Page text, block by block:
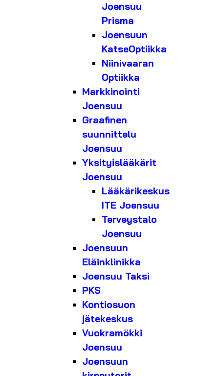
Joensuu
Prisma
Joensuun
KatseOptiikka
Niinivaaran
Optiikka
Markkinointi
Joensuu
Graafinen
suunnittelu
Joensuu
Yksityislääkärit
Joensuu
Lääkärikeskus
ITE Joensuu
Terveystalo
Joensuu
Joensuun
Eläinklinikka
Joensuu Taksi
PKS
Kontiosuon
jätekeskus
Vuokramökki
Joensuu
Joensuun